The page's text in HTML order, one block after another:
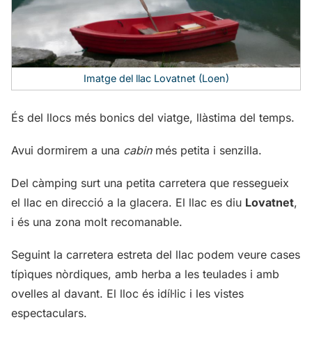
Imatge del llac Lovatnet (Loen)
És del llocs més bonics del viatge, llàstima del temps.
Avui dormirem a una cabinmés petita i senzilla.
Del càmping surt una petita carretera que ressegueix
el llac en direcció a la glacera. El llac es diu Lovatnet,
i és una zona molt recomanable.
Seguint la carretera estreta del llac podem veure cases
típìques nòrdiques, amb herba a les teulades i amb
ovelles al davant. El lloc és idíl·lic i les vistes
espectaculars.